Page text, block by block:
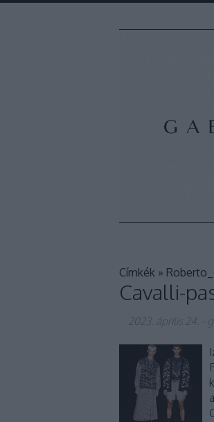
Címkék »
Cavalli-
2023. április 24.